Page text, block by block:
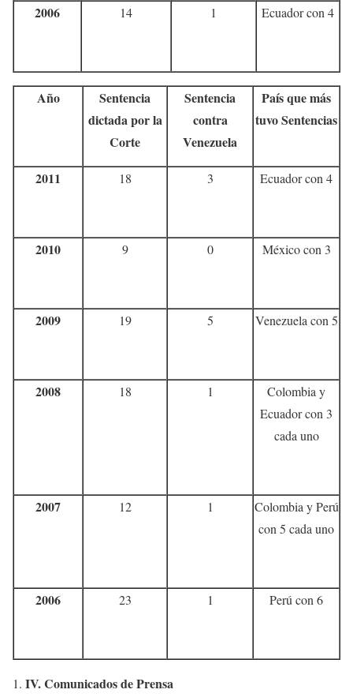
2006 14 1 Ecuador con 4
Año
Sentencia
dictada por la
Corte
Sentencia
contra
Venezuela
País que más
tuvo Sentencias
2011 18 3 Ecuador con 4
2010 9 0 México con 3
2009 19 5 Venezuela con 5
2008 18 1
Colombia y
Ecuador con 3
cada uno
2007 12 1
Colombia y Perú
con 5 cada uno
2006 23 1 Perú con 6
IV.Comunicados de Prensa